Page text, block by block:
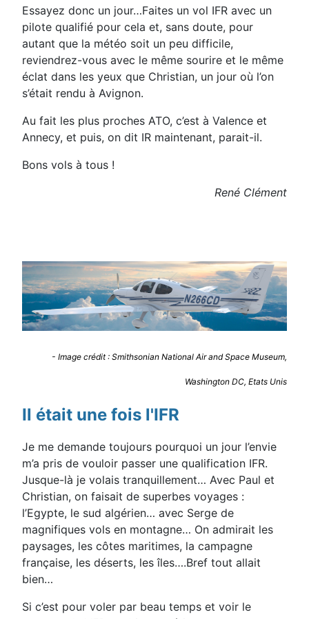
Essayez donc un jour…Faites un vol IFR avec un
pilote qualifié pour cela et, sans doute, pour
autant que la météo soit un peu difficile,
reviendrez-vous avec le même sourire et le même
éclat dans les yeux que Christian, un jour où l’on
s’était rendu à Avignon.
Au fait les plus proches ATO, c’est à Valence et
Annecy, et puis, on dit IR maintenant, parait-il.
Bons vols à tous !
René Clément
- Image crédit : Smithsonian National Air and Space Museum,
Washington DC, Etats Unis
Il était une fois l'IFR
Je me demande toujours pourquoi un jour l’envie
m’a pris de vouloir passer une qualification IFR.
Jusque-là je volais tranquillement… Avec Paul et
Christian, on faisait de superbes voyages :
l’Egypte, le sud algérien… avec Serge de
magnifiques vols en montagne… On admirait les
paysages, les côtes maritimes, la campagne
française, les déserts, les îles….Bref tout allait
bien…
Si c’est pour voler par beau temps et voir le